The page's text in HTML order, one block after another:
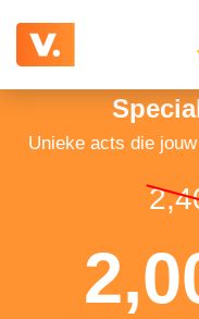
Unieke acts die